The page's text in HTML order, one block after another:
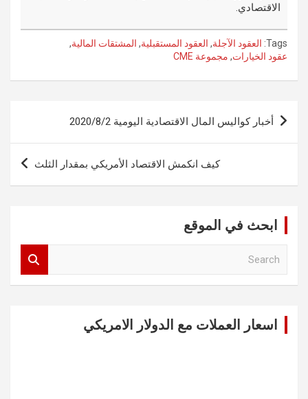
الاقتصادي.
Tags: العقود الآجلة, العقود المستقبلية, المشتقات المالية,
عقود الخيارات, مجموعة CME
تصفّح
المقالات
أخبار كواليس المال الاقتصادية اليومية 2020/8/2
كيف انكمش الاقتصاد الأمريكي بمقدار الثلث
ابحث في الموقع
اسعار العملات مع الدولار الامريكي